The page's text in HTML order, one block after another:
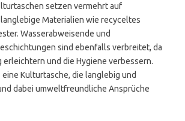
setzen vermehrt auf
Materialien wie recyceltes
Wasserabweisende und
sind ebenfalls verbreitet, da
erleichtern und die Hygiene verbessern.
eine Kulturtasche, die langlebig und
dabei umweltfreundliche Ansprüche